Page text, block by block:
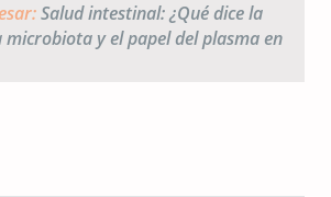
Salud intestinal: ¿Qué dice la
microbiota y el papel del plasma en